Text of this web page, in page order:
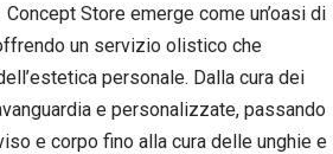
Concept Store emerge come un’oasi di
un servizio olistico che
personale. Dalla cura dei
e personalizzate, passando
e corpo fino alla cura delle unghie e